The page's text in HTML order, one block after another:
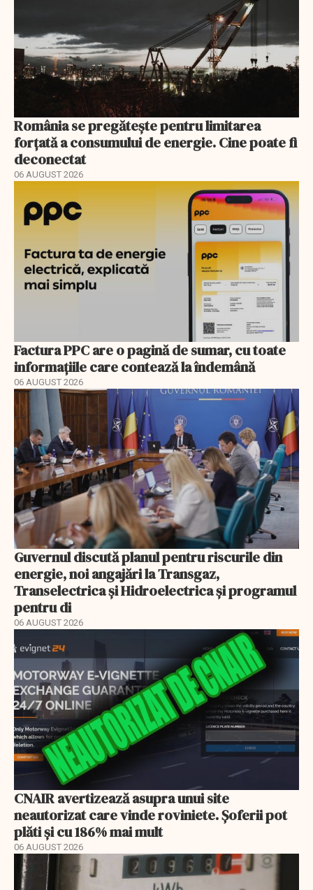
România se pregătește pentru limitarea
forțată a consumului de energie. Cine poate fi
deconectat
06 AUGUST 2026
Factura PPC are o pagină de sumar, cu toate
informațiile care contează la îndemână
06 AUGUST 2026
Guvernul discută planul pentru riscurile din
energie, noi angajări la Transgaz,
Transelectrica și Hidroelectrica și programul
pentru di
06 AUGUST 2026
CNAIR avertizează asupra unui site
neautorizat care vinde roviniete. Șoferii pot
plăti și cu 186% mai mult
06 AUGUST 2026